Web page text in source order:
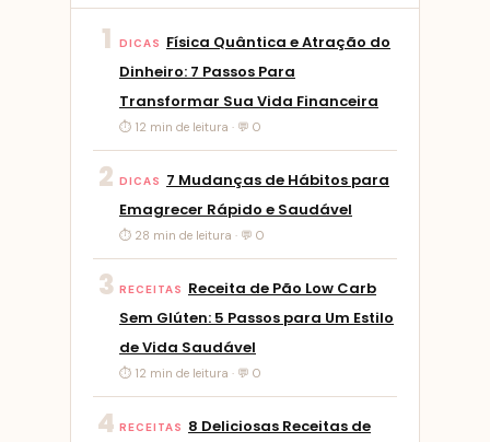
1 DICAS
Física Quântica e Atração do
Dinheiro: 7 Passos Para
Transformar Sua Vida Financeira
⏱ 12 min de leitura · 💬 0
2 DICAS
7 Mudanças de Hábitos para
Emagrecer Rápido e Saudável
⏱ 28 min de leitura · 💬 0
3 RECEITAS
Receita de Pão Low Carb
Sem Glúten: 5 Passos para Um Estilo
de Vida Saudável
⏱ 12 min de leitura · 💬 0
4 RECEITAS
8 Deliciosas Receitas de